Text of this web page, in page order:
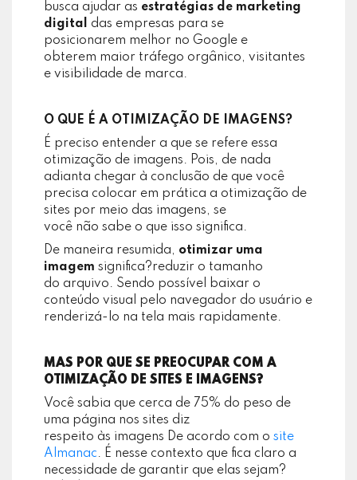
busca ajudar as estratégias de marketing
digital das empresas para se
posicionarem melhor no Google e
obterem maior tráfego orgânico, visitantes
e visibilidade de marca.
O QUE É A OTIMIZAÇÃO DE IMAGENS?
É preciso entender a que se refere essa
otimização de imagens. Pois, de nada
adianta chegar à conclusão de que você
precisa colocar em prática a otimização de
sites por meio das imagens, se
você não sabe o que isso significa.
De maneira resumida, otimizar uma
imagem significa?reduzir o tamanho
do arquivo. Sendo possível baixar o
conteúdo visual pelo navegador do usuário e
renderizá-lo na tela mais rapidamente.
MAS POR QUE SE PREOCUPAR COM A
OTIMIZAÇÃO DE SITES E IMAGENS?
Você sabia que cerca de 75% do peso de
uma página nos sites diz
respeito às imagens De acordo com o site
Almanac. É nesse contexto que fica claro a
necessidade de garantir que elas sejam?